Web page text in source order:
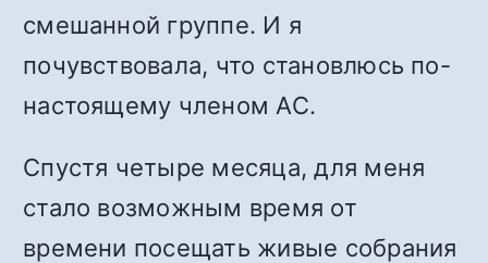
смешанной группе. И я
почувствовала, что становлюсь по-
настоящему членом АС.
Спустя четыре месяца, для меня
стало возможным время от
времени посещать живые собрания